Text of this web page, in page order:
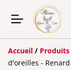
Accueil / Produits
d'oreilles - Renard